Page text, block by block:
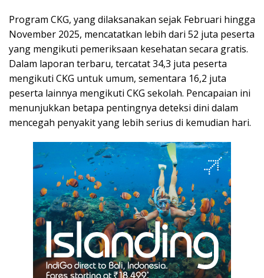
Program CKG, yang dilaksanakan sejak Februari hingga
November 2025, mencatatkan lebih dari 52 juta peserta
yang mengikuti pemeriksaan kesehatan secara gratis.
Dalam laporan terbaru, tercatat 34,3 juta peserta
mengikuti CKG untuk umum, sementara 16,2 juta
peserta lainnya mengikuti CKG sekolah. Pencapaian ini
menunjukkan betapa pentingnya deteksi dini dalam
mencegah penyakit yang lebih serius di kemudian hari.